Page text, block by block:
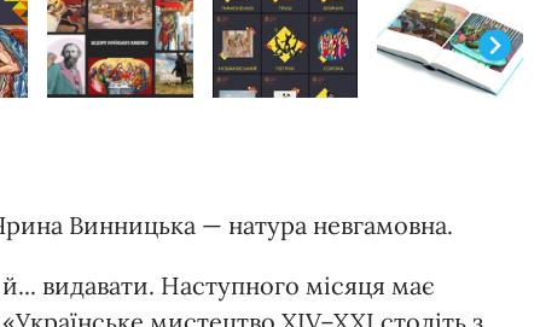
Винницька — натура невгамовна.
видавати. Наступного місяця має
мистецтво XIV–XXI століть з